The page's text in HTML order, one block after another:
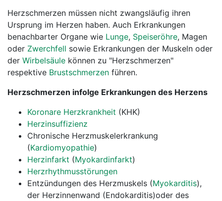
Herzschmerzen müssen nicht zwangsläufig ihren
Ursprung im Herzen haben. Auch Erkrankungen
benachbarter Organe wie Lunge, Speiseröhre, Magen
oder Zwerchfell sowie Erkrankungen der Muskeln oder
der Wirbelsäule können zu "Herzschmerzen"
respektive Brustschmerzen führen.
Herzschmerzen infolge Erkrankungen des Herzens
Koronare Herzkrankheit (KHK)
Herzinsuffizienz
Chronische Herzmuskelerkrankung
(Kardiomyopathie)
Herzinfarkt (Myokardinfarkt)
Herzrhythmusstörungen
Entzündungen des Herzmuskels (Myokarditis),
der Herzinnenwand (Endokarditis)oder des